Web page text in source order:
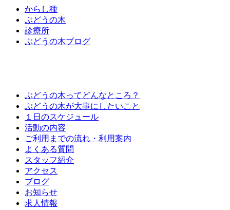
から し種
ぶどう の木
診療所
ぶどう の木ブロ グ
ぶどうの木ってどんなところ？
ぶどうの木が大事にしたいこと
１日のスケジュール
活動の内容
ご利用までの流れ・利用案内
よくある質問
スタッフ紹介
アクセス
ブログ
お知らせ
求人情報